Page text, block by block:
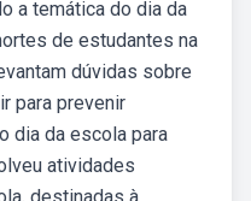
a temática do dia da
de estudantes na
dúvidas sobre
para prevenir
dia da escola para
atividades